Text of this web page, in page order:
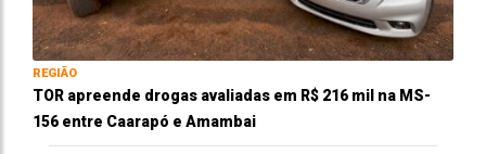
REGIÃO
TOR apreende drogas avaliadas em R$ 216 mil na MS-
156 entre Caarapó e Amambai